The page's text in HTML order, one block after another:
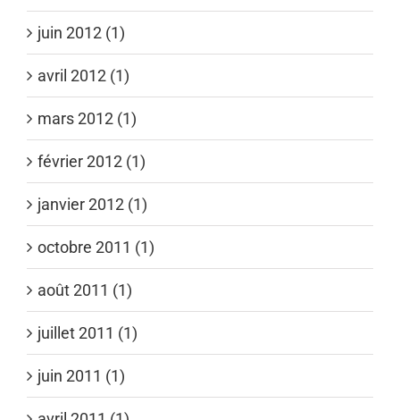
juin 2012 (1)
avril 2012 (1)
mars 2012 (1)
février 2012 (1)
janvier 2012 (1)
octobre 2011 (1)
août 2011 (1)
juillet 2011 (1)
juin 2011 (1)